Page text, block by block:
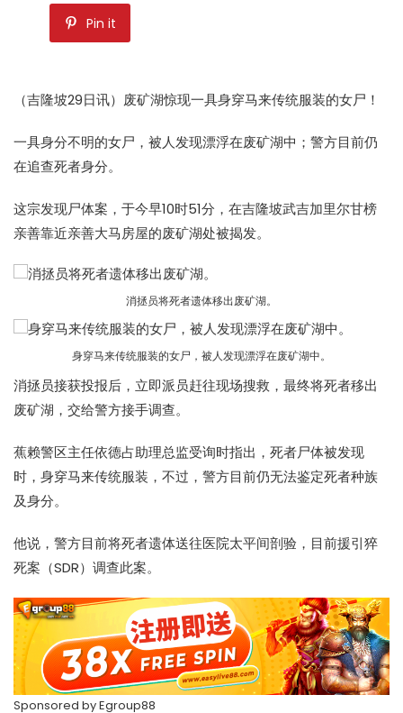
Pin it
（吉隆坡29日讯）废矿湖惊现一具身穿马来传统服装的女尸！
一具身分不明的女尸，被人发现漂浮在废矿湖中；警方目前仍
在追查死者身分。
这宗发现尸体案，于今早10时51分，在吉隆坡武吉加里尔甘榜
亲善靠近亲善大马房屋的废矿湖处被揭发。
消拯员将死者遗体移出废矿湖。
身穿马来传统服装的女尸，被人发现漂浮在废矿湖中。
消拯员接获投报后，立即派员赶往现场搜救，最终将死者移出
废矿湖，交给警方接手调查。
蕉赖警区主任依德占助理总监受询时指出，死者尸体被发现
时，身穿马来传统服装，不过，警方目前仍无法鉴定死者种族
及身分。
他说，警方目前将死者遗体送往医院太平间剖验，目前援引猝
死案（SDR）调查此案。
Sponsored byEgroup88